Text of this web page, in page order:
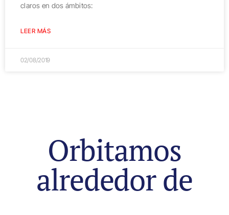
claros en dos ámbitos:
LEER MÁS
02/08/2019
Orbitamos
alrededor de